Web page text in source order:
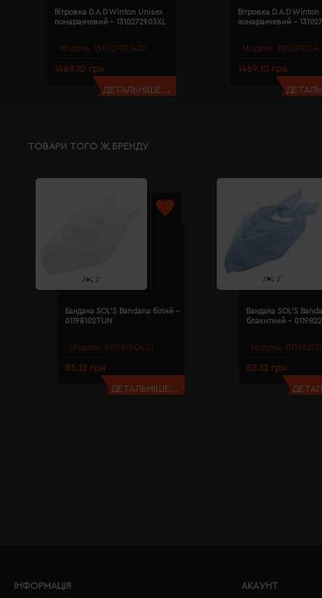
Модель: 131027(D.A.D)
Вітровка D.A.D Winton Unisex
помаранчевий - 1310272903XL
1469.10 грн
ДЕТАЛЬНІШЕ...
Модель:
Вітровка D.A.D Winton
помаранчевий -
1469.10 грн
ТОВАРИ ТОГО Ж БРЕНДУ
Модель: 01198(SOL’S)
Бандана SOL'S Bandana білий -
01198102TUN
85.12 грн
ДЕТАЛЬНІШЕ...
Модель:
Бандана SOL'S
блакитний -
85.12 грн
ІНФОРМАЦІЯ АКАУНТ